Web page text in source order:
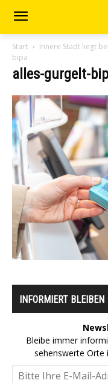
Start Innere Stadt liegt
bipa
alles-gurgelt-
INFORMIERT BLEIBEN
Bleibe immer
sehenswerte Orte